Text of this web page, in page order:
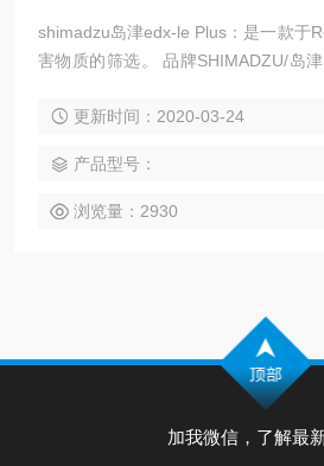
shimadzu岛津edx-le Plus：是一款于
害物质的筛选。 品牌SHIMADZU/岛津 行业类型 电子产品 重
99% 元素分析范围Al（13）-U（92
更新时间：2020-03-24
产品型号：
浏览量：2930
加我微信，了解最